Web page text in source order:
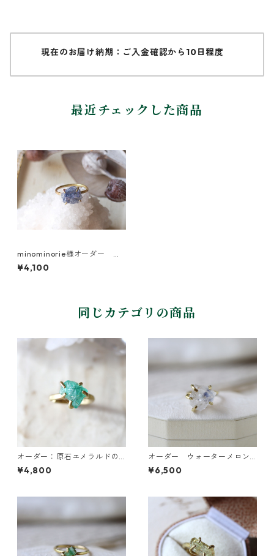
現在のお届け納期：ご入金確認から10日程度
最近チェックした商品
minominorie様オーダー 原
石のタンザナイトのリング
¥4,100
同じカテゴリの商品
オーダー：原石エメラルドの
イヤーカフ/リング
¥4,800
オーダー ウォーターメロン
トルマリンのピアス・デュモ
ルチライトインクォーツのリ
¥6,500